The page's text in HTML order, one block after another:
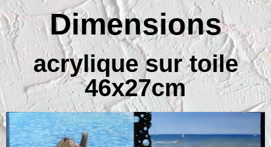
Dimensions
acrylique sur toile
46x27cm